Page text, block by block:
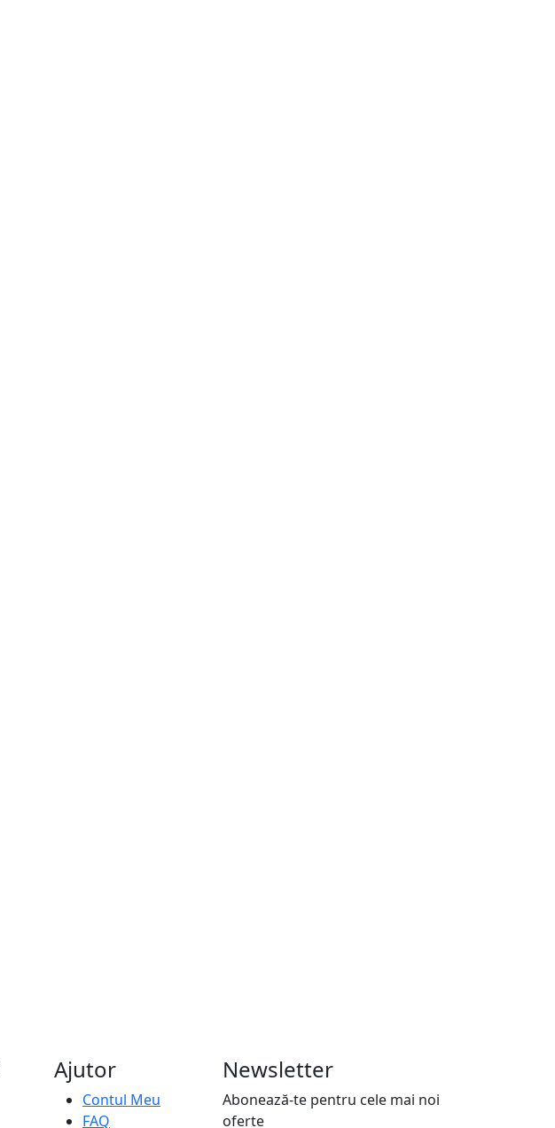
Ajutor
Contul Meu
FAQ
Newsletter
Abonează-te pentru cele mai noi
oferte